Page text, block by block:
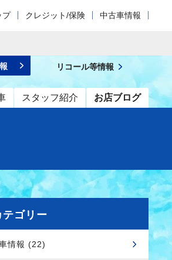
プ クレジット/保険 中古車情報
スタッフ紹介 お店ブログ
リコール等情報
テゴリー
情報 (22)